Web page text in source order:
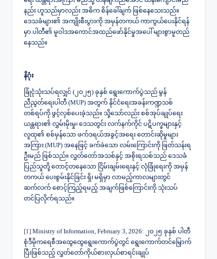
နည်း ဟူသည်မှာလည်း အဓိက စိန်ခေါ်ချက် ဖြစ်နေသေးသည်။
ဒေသခံများ၏ အကျိုးစီးပွားကို အမှန်တကယ် ကာကွယ်ပေးနိုင်ရန်
မှာ ပါတီ၏ မူဝါဒအကောင်အထည်ဖော်နိုင်မှုအပေါ် များစွာမူတည်
နေသည်။
နိဂုံး
ခြုံငုံသုံးသပ်ရလျှင် (၂၀၂၅) ခုနှစ် ရွေးကောက်ပွဲသည် မွန်
ညီညွတ်ရေးပါတီ (MUP) အတွက် နိုင်ငံရေးအခန်းကဏ္ဍသစ်
တစ်ရပ်ကို ဖွင့်လှစ်ပေးခဲ့သည်။ သို့သော်လည်း စစ်အုပ်ချုပ်ရေး
ယန္တရား၏ လွှမ်းမိုးမှု၊ ဒေသတွင်း လက်နက်ကိုင် ပဋိပက္ခများနှင့်
လူထု၏ စစ်မှန်သော ဖက်ဒရယ်အခွင့်အရေး တောင်းဆိုမှုများ
အကြား (MUP) အနေဖြင့် ခက်ခဲသော လမ်းကြောင်းကို ဖြတ်သန်းရ
ဦးမည် ဖြစ်သည်။ လွှတ်တော်အသစ်နှင့် အစိုးရသစ်သည် ဒေသခံ
ပြည်သူတို့ တောင့်တနေသော ငြိမ်းချမ်းရေးနှင့် လုံခြုံရေးကို အမှန်
တကယ် ပေးစွမ်းနိုင်ခြင်း ရှိ၊ မရှိမှာ လာမည့်ကာလများတွင်
ဆက်လက် စောင့်ကြည့်ရမည့် အချက်ဖြစ်ကြောင်းကို သုံးသပ်
တင်ပြလိုက်ရသည်။
[1] Ministry of Information, February 3, 2026: ၂၀၂၅ ခုနှစ် ပါတီ
စုံဒီမိုကရေစီအထွေထွေရွေးကောက်ပွဲတွင် ရွေးကောက်တင်မြှောက်
ပြီးဖြစ်သည့် လွှတ်တော်ကိုယ်စားလှယ်စာရင်းချုပ်